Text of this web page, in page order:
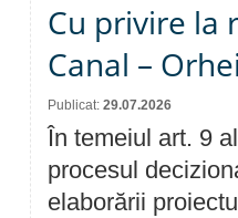
Cu privire la
Canal –
Publicat: 29.07.2026
În temeiul art. 9
procesul
elaborării